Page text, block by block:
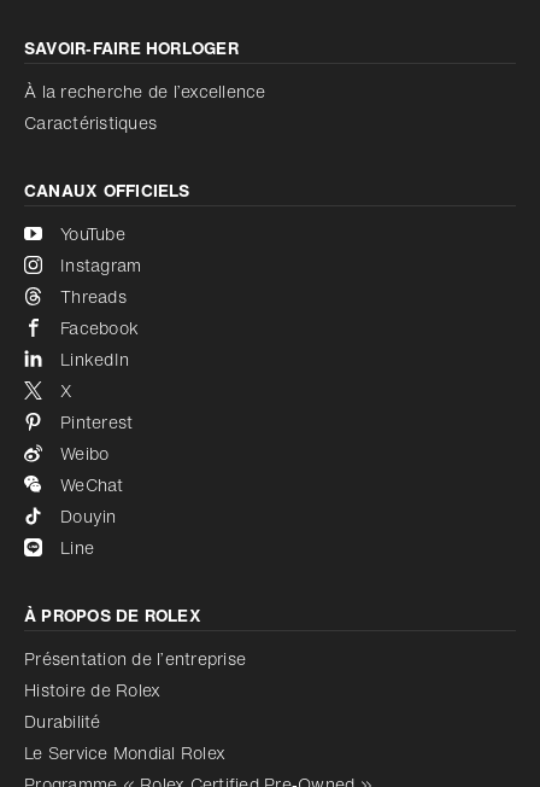
SAVOIR‑FAIRE HORLOGER
À la recherche de l’excellence
Caractéristiques
CANAUX OFFICIELS
YouTube
Instagram
Threads
Facebook
LinkedIn
X
Pinterest
Weibo
WeChat
Douyin
Line
À PROPOS DE ROLEX
Présentation de l’entreprise
Histoire de Rolex
Durabilité
Le Service Mondial Rolex